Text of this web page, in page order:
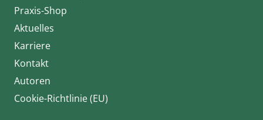
Praxis-Shop
Aktuelles
Karriere
Kontakt
Autoren
Cookie-Richtlinie (EU)